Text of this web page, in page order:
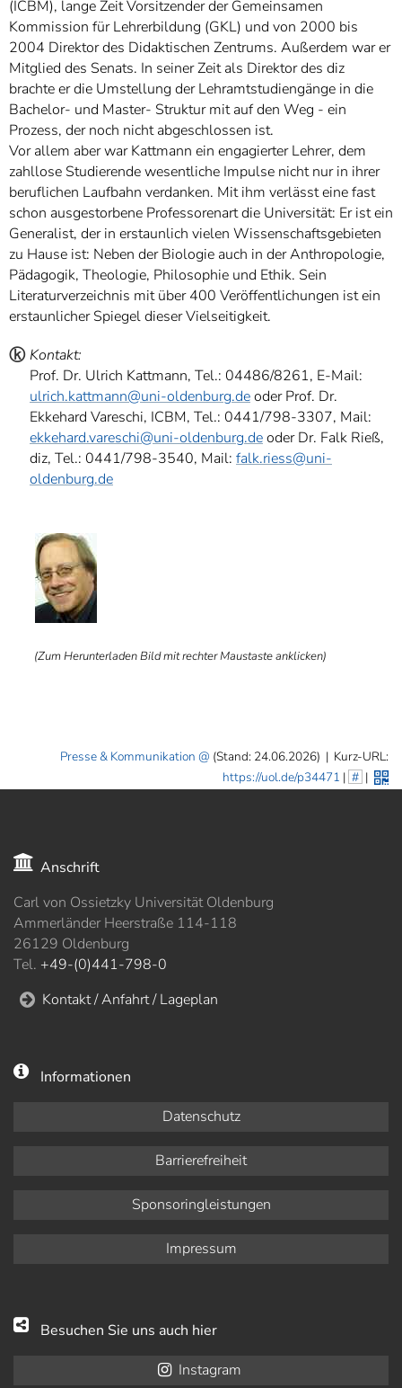
(ICBM), lange Zeit Vorsitzender der Gemeinsamen
Kommission für Lehrerbildung (GKL) und von 2000 bis
2004 Direktor des Didaktischen Zentrums. Außerdem war er
Mitglied des Senats. In seiner Zeit als Direktor des diz
brachte er die Umstellung der Lehramtstudiengänge in die
Bachelor- und Master- Struktur mit auf den Weg - ein
Prozess, der noch nicht abgeschlossen ist.
Vor allem aber war Kattmann ein engagierter Lehrer, dem
zahllose Studierende wesentliche Impulse nicht nur in ihrer
beruflichen Laufbahn verdanken. Mit ihm verlässt eine fast
schon ausgestorbene Professorenart die Universität: Er ist ein
Generalist, der in erstaunlich vielen Wissenschaftsgebieten
zu Hause ist: Neben der Biologie auch in der Anthropologie,
Pädagogik, Theologie, Philosophie und Ethik. Sein
Literaturverzeichnis mit über 400 Veröffentlichungen ist ein
erstaunlicher Spiegel dieser Vielseitigkeit.
ⓚ Kontakt:
Prof. Dr. Ulrich Kattmann, Tel.: 04486/8261, E-Mail:
ulrich.kattmann@uni-oldenburg.deoder Prof. Dr.
Ekkehard Vareschi, ICBM, Tel.: 0441/798-3307, Mail:
ekkehard.vareschi@uni-oldenburg.deoder Dr. Falk Rieß,
diz, Tel.: 0441/798-3540, Mail: falk.riess@uni-
oldenburg.de
(Zum Herunterladen Bild mit rechter Maustaste anklicken)
Presse & Kommunikation (Stand: 24.06.2026) | Kurz-URL:
https://uol.de/p34471 | # |
Anschrift
Carl von Ossietzky Universität Oldenburg
Ammerländer Heerstraße 114-118
26129 Oldenburg
Tel. +49-(0)441-798-0
Kontakt / Anfahrt / Lageplan
Informationen
Datenschutz
Barrierefreiheit
Sponsoringleistungen
Impressum
Besuchen Sie uns auch hier
Instagram